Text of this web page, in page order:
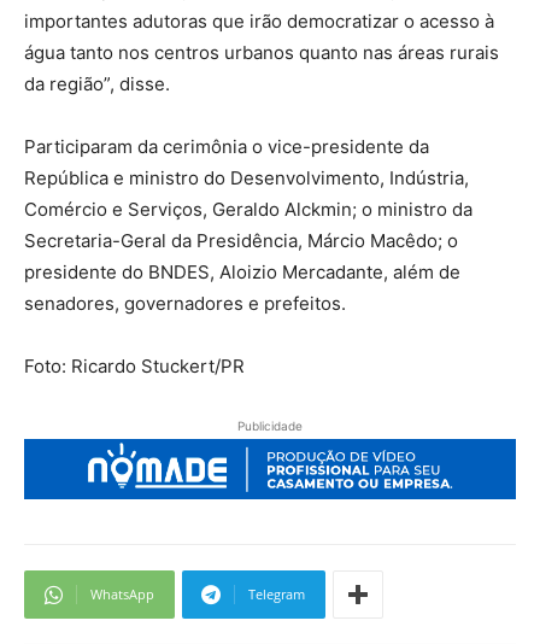
importantes adutoras que irão democratizar o acesso à
água tanto nos centros urbanos quanto nas áreas rurais
da região”, disse.
Participaram da cerimônia o vice-presidente da
República e ministro do Desenvolvimento, Indústria,
Comércio e Serviços, Geraldo Alckmin; o ministro da
Secretaria-Geral da Presidência, Márcio Macêdo; o
presidente do BNDES, Aloizio Mercadante, além de
senadores, governadores e prefeitos.
Foto: Ricardo Stuckert/PR
Publicidade
WhatsApp Telegram